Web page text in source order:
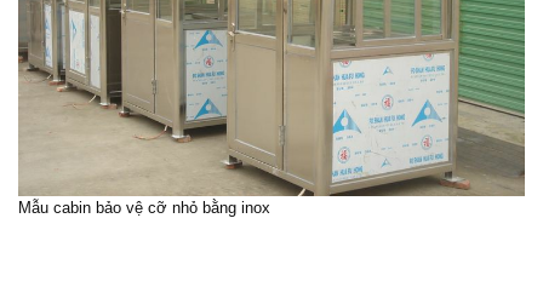
Mẫu cabin bảo vệ cỡ nhỏ bằng inox